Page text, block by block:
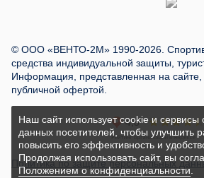
© ООО «ВЕНТО-2М» 1990-2026.
средства индивидуальной защиты,
Информация, представленная на сайте,
публичной офертой.
Политика по защите персональных
Наш сайт использует cookie и сервисы
данных посетителей, чтобы улучшить
повысить его эффективность и
Продолжая использовать сайт, вы
Положением о конфиденциальности.